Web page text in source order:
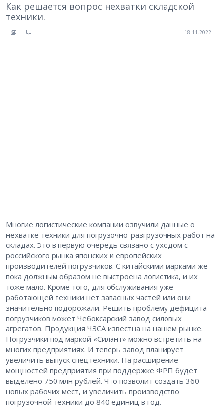
Как решается вопрос нехватки складской
техники.
18.11.2022
Многие логистические компании озвучили данные о
нехватке техники для погрузочно-разгрузочных работ на
складах. Это в первую очередь связано с уходом с
российского рынка японских и европейских
производителей погрузчиков. С китайскими марками же
пока должным образом не выстроена логистика, и их
тоже мало. Кроме того, для обслуживания уже
работающей техники нет запасных частей или они
значительно подорожали. Решить проблему дефицита
погрузчиков может Чебоксарский завод силовых
агрегатов. Продукция ЧЗСА известна на нашем рынке.
Погрузчики под маркой «Силант» можно встретить на
многих предприятиях. И теперь завод планирует
увеличить выпуск спецтехники. На расширение
мощностей предприятия при поддержке ФРП будет
выделено 750 млн рублей. Что позволит создать 360
новых рабочих мест, и увеличить производство
погрузочной техники до 840 единиц в год.